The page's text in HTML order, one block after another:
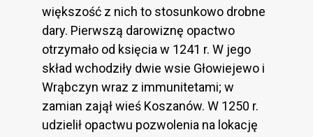
większość z nich to stosunkowo drobne
dary. Pierwszą darowiznę opactwo
otrzymało od księcia w 1241 r. W jego
skład wchodziły dwie wsie Głowiejewo i
Wrąbczyn wraz z immunitetami; w
zamian zajął wieś Koszanów. W 1250 r.
udzielił opactwu pozwolenia na lokację